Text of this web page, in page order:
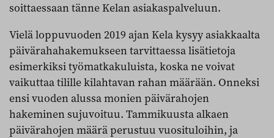
soittaessaan tänne Kelan asiakaspalveluun.
Vielä loppuvuoden 2019 ajan Kela kysyy asiakkaalta
päivärahahakemukseen tarvittaessa lisätietoja
esimerkiksi työmatkakuluista, koska ne voivat
vaikuttaa tilille kilahtavan rahan määrään. Onneksi
ensi vuoden alussa monien päivärahojen
hakeminen sujuvoituu. Tammikuusta alkaen
päivärahojen määrä perustuu vuosituloihin, ja